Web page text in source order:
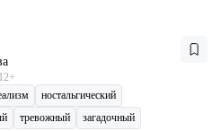
12+
ностальгический
тревожный загадочный